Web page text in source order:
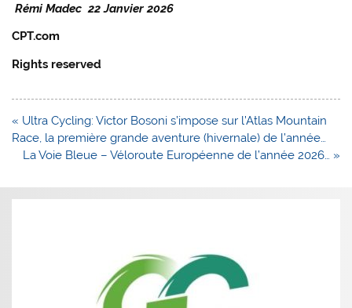
Rémi Madec 22 Janvier 2026
CPT.com
Rights reserved
Navigation
de
l’article
« Ultra Cycling: Victor Bosoni s’impose sur l’Atlas Mountain
Race, la première grande aventure (hivernale) de l’année…
La Voie Bleue – Véloroute Européenne de l’année 2026… »